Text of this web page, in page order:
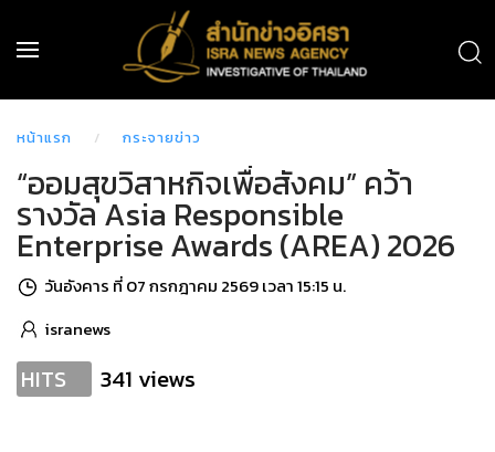
หน้าแรก กระจายข่าว
“ออมสุขวิสาหกิจเพื่อสังคม” คว้า
รางวัล Asia Responsible
Enterprise Awards (AREA) 2026
วันอังคาร ที่ 07 กรกฎาคม 2569 เวลา 15:15 น.
isranews
HITS 341 views